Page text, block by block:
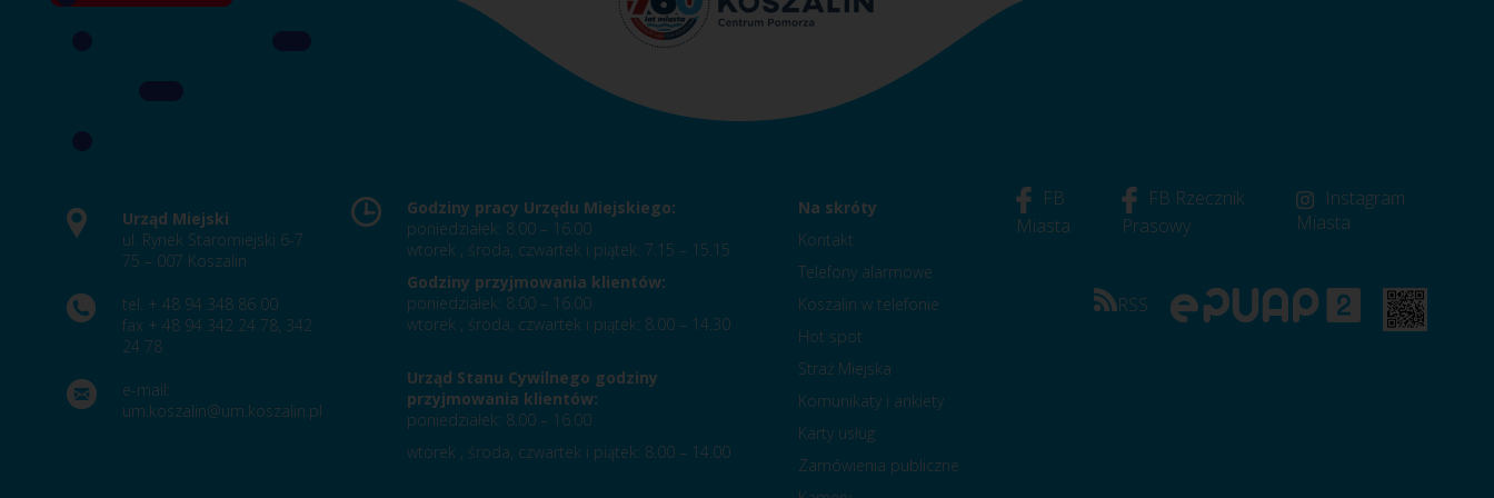
Urząd Miejski
ul. Rynek Staromiejski 6-7
75 – 007 Koszalin
tel. + 48 94 348 86 00
fax + 48 94 342 24 78, 342
24 78
e-mail:
um.koszalin@um.koszalin.pl
Godziny pracy Urzędu Miejskiego:
poniedziałek: 8.00 – 16.00
wtorek , środa, czwartek i piątek: 7.15 – 15.15
Godziny przyjmowania klientów:
poniedziałek: 8.00 – 16.00
wtorek , środa, czwartek i piątek: 8.00 – 14.30
Urząd Stanu Cywilnego godziny
przyjmowania klientów:
poniedziałek: 8.00 – 16.00
wtorek , środa, czwartek i piątek: 8.00 – 14.00
Na skróty
Kontakt
Telefony alarmowe
Koszalin w telefonie
Hot spot
Straż Miejska
Komunikaty i ankiety
Karty usług
Zamówienia publiczne
FB
Miasta
FB Rzecznik
Prasowy
Instagram
Miasta
RSS